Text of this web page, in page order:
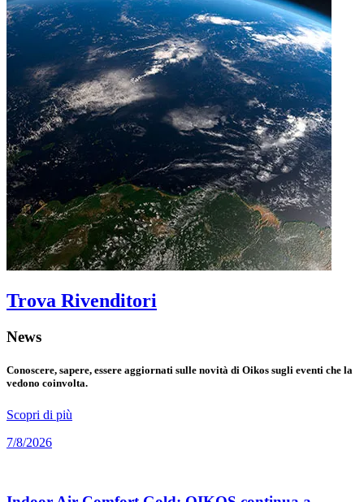
Trova Rivenditori
News
Conoscere, sapere, essere aggiornati sulle novità di Oikos sugli eventi che la
vedono coinvolta.
Scopri di più
7/8/2026